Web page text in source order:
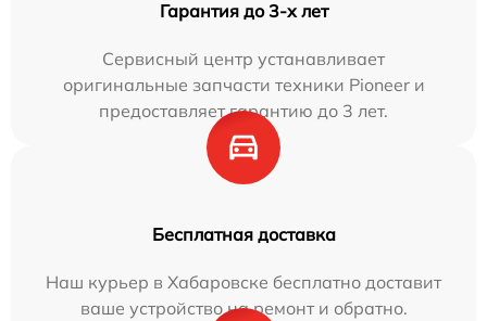
Гарантия до 3-х лет
Сервисный центр устанавливает
оригинальные запчасти техники Pioneer и
предоставляет гарантию до 3 лет.
Бесплатная доставка
Наш курьер в Хабаровске бесплатно доставит
ваше устройство на ремонт и обратно.